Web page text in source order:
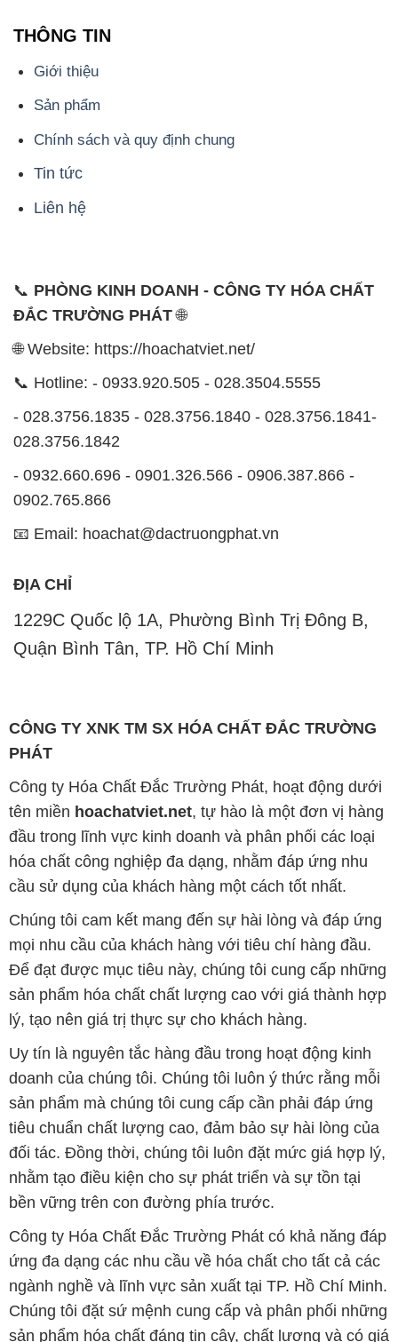
THÔNG TIN
Giới thiệu
Sản phẩm
Chính sách và quy định chung
Tin tức
Liên hệ
📞 PHÒNG KINH DOANH - CÔNG TY HÓA CHẤT
ĐẮC TRƯỜNG PHÁT🌐
🌐 Website: https://hoachatviet.net/
📞 Hotline: - 0933.920.505 - 028.3504.5555
- 028.3756.1835 - 028.3756.1840 - 028.3756.1841-
028.3756.1842
- 0932.660.696 - 0901.326.566 - 0906.387.866 -
0902.765.866
📧 Email: hoachat@dactruongphat.vn
ĐỊA CHỈ
1229C Quốc lộ 1A, Phường Bình Trị Đông B,
Quận Bình Tân, TP. Hồ Chí Minh
CÔNG TY XNK TM SX HÓA CHẤT ĐẮC TRƯỜNG
PHÁT
Công ty Hóa Chất Đắc Trường Phát, hoạt động dưới
tên miền hoachatviet.net, tự hào là một đơn vị hàng
đầu trong lĩnh vực kinh doanh và phân phối các loại
hóa chất công nghiệp đa dạng, nhằm đáp ứng nhu
cầu sử dụng của khách hàng một cách tốt nhất.
Chúng tôi cam kết mang đến sự hài lòng và đáp ứng
mọi nhu cầu của khách hàng với tiêu chí hàng đầu.
Để đạt được mục tiêu này, chúng tôi cung cấp những
sản phẩm hóa chất chất lượng cao với giá thành hợp
lý, tạo nên giá trị thực sự cho khách hàng.
Uy tín là nguyên tắc hàng đầu trong hoạt động kinh
doanh của chúng tôi. Chúng tôi luôn ý thức rằng mỗi
sản phẩm mà chúng tôi cung cấp cần phải đáp ứng
tiêu chuẩn chất lượng cao, đảm bảo sự hài lòng của
đối tác. Đồng thời, chúng tôi luôn đặt mức giá hợp lý,
nhằm tạo điều kiện cho sự phát triển và sự tồn tại
bền vững trên con đường phía trước.
Công ty Hóa Chất Đắc Trường Phát có khả năng đáp
ứng đa dạng các nhu cầu về hóa chất cho tất cả các
ngành nghề và lĩnh vực sản xuất tại TP. Hồ Chí Minh.
Chúng tôi đặt sứ mệnh cung cấp và phân phối những
sản phẩm hóa chất đáng tin cậy, chất lượng và có giá